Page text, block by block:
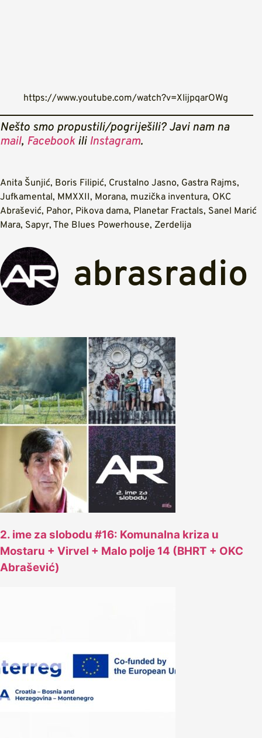
https://www.youtube.com/watch?v=XlijpqarOWg
Nešto smo propustili/pogriješili? Javi nam na
mail, FacebookiliInstagram.
Anita Šunjić, Boris Filipić, Crustalno Jasno, Gastra Rajms,
Jufkamental, MMXXII, Morana, muzička inventura, OKC
Abrašević, Pahor, Pikova dama, Planetar Fractals, Sanel Marić
Mara, Sapyr, The Blues Powerhouse, Zerdelija
abrasradio
2. ime za slobodu #16: Komunalna kriza u
Mostaru + Virvel + Malo polje 14 (BHRT + OKC
Abrašević)